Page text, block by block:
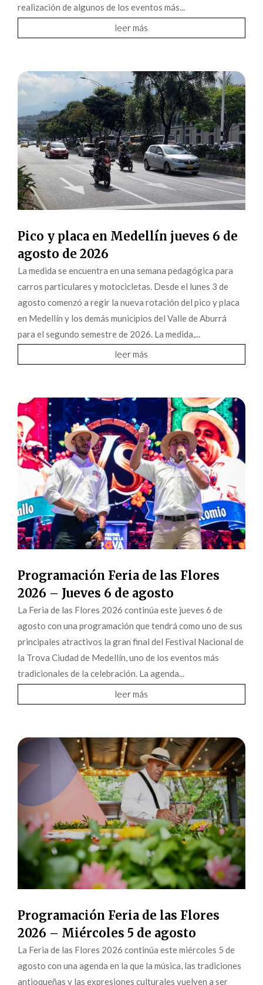
realización de algunos de los eventos más...
leer más
Pico y placa en Medellín jueves 6 de
agosto de 2026
La medida se encuentra en una semana pedagógica para
carros particulares y motocicletas. Desde el lunes 3 de
agosto comenzó a regir la nueva rotación del pico y placa
en Medellín y los demás municipios del Valle de Aburrá
para el segundo semestre de 2026. La medida,...
leer más
Programación Feria de las Flores
2026 – Jueves 6 de agosto
La Feria de las Flores 2026 continúa este jueves 6 de
agosto con una programación que tendrá como uno de sus
principales atractivos la gran final del Festival Nacional de
la Trova Ciudad de Medellín, uno de los eventos más
tradicionales de la celebración. La agenda...
leer más
Programación Feria de las Flores
2026 – Miércoles 5 de agosto
La Feria de las Flores 2026 continúa este miércoles 5 de
agosto con una agenda en la que la música, las tradiciones
antioqueñas y las expresiones culturales vuelven a ser